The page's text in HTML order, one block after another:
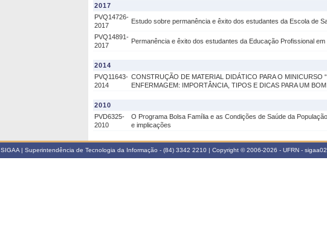
2017
PVQ14726-
2017
Estudo sobre permanência e êxito dos estudantes da Escola de
PVQ14891-
2017
Permanência e êxito dos estudantes da Educação Profissional em
2014
PVQ11643-
2014
CONSTRUÇÃO DE MATERIAL DIDÁTICO PARA O MINICURSO
ENFERMAGEM: IMPORTÂNCIA, TIPOS E DICAS PARA UM
2010
PVD6325-
2010
O Programa Bolsa Família e as Condições de Saúde da
e implicações
SIGAA | Superintendência de Tecnologia da Informação - (84) 3342 2210 | Copyright © 2006-2026 - UFRN -